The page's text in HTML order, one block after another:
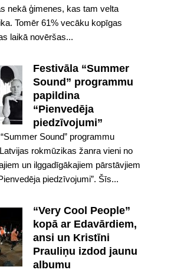
nekā ģimenes, kas tam velta
Tomēr 61% vecāku kopīgas
laikā novēršas...
Festivāla “Summer
Sound” programmu
papildina
“Pienvedēja
piedzīvojumi”
Sound” programmu
rokmūzikas žanra vieni no
un ilggadīgākajiem pārstāvjiem
piedzīvojumi”. Šīs...
“Very Cool People”
kopā ar Edavārdiem,
ansi un Kristīni
Prauliņu izdod jaunu
albumu